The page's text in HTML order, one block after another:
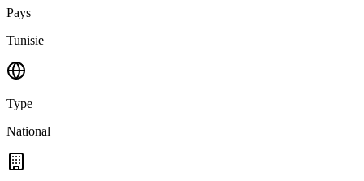
Pays
Tunisie
Type
National